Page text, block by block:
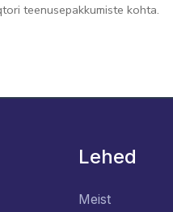
teenusepakkumiste kohta.
Lehed
Meist